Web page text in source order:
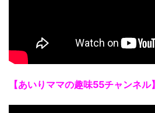
【あいりママの趣味55チャンネル】